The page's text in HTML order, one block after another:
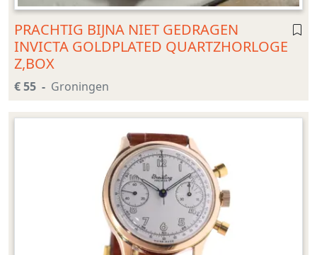
PRACHTIG BIJNA NIET GEDRAGEN
INVICTA GOLDPLATED QUARTZHORLOGE
Z,BOX
€ 55 Groningen